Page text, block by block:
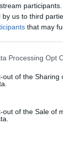
by us to third
that may
Processing Opt
out of the Sharing
out of the Sale of
Briscein a
Vavřínka.
Příbram a
soutěže
a znovu